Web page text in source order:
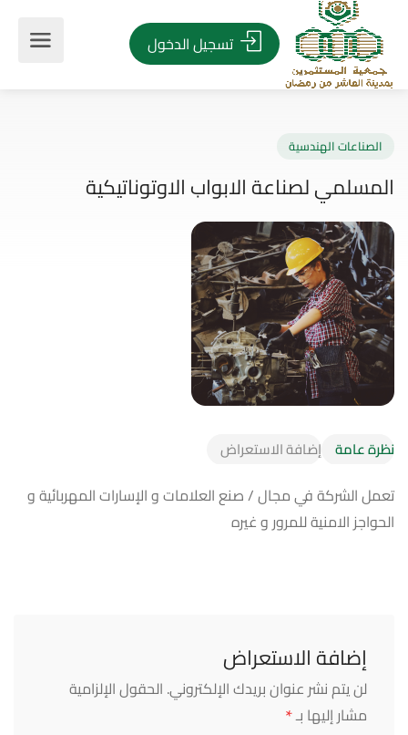
تسجيل الدخول
الهندسية
لصناعة الابواب الاوتوناتيكية
نظرة عامة إضافة الاستعراض
تعمل الشركة في مجال / صنع العلامات و الإسارات المهربائية و
الحواجز الامنية للمرور و غيره
إضافة الاستعراض
لن يتم نشر عنوان بريدك الإلكتروني. الحقول الإلزامية
مشار إليها بـ*